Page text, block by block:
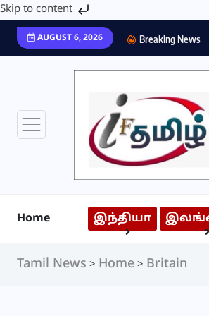
Skip to content
AUGUST 6, 2026 Breaking News
Home இந்தியா
Tamil News > Home > Britain